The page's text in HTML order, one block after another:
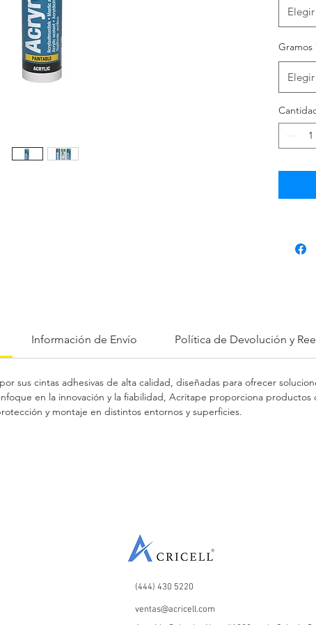
Elegir
Gramos
Elegir
Información de Envío Política de Devolución y
sus cintas adhesivas de alta calidad, diseñadas para ofrecer
en la innovación y la fiabilidad, Acritape proporciona
y montaje en distintos entornos y superficies.
(444) 430 5220
ventas@acricell.com